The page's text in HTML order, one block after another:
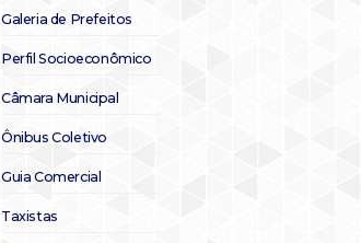
Galeria de Prefeitos
Perfil Socioeconômico
Câmara Municipal
Ônibus Coletivo
Guia Comercial
Taxistas